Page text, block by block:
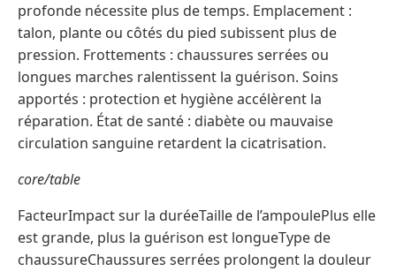
profonde nécessite plus de temps. Emplacement :
talon, plante ou côtés du pied subissent plus de
pression. Frottements : chaussures serrées ou
longues marches ralentissent la guérison. Soins
apportés : protection et hygiène accélèrent la
réparation. État de santé : diabète ou mauvaise
circulation sanguine retardent la cicatrisation.
core/table
FacteurImpact sur la duréeTaille de l’ampoulePlus elle
est grande, plus la guérison est longueType de
chaussureChaussures serrées prolongent la douleur